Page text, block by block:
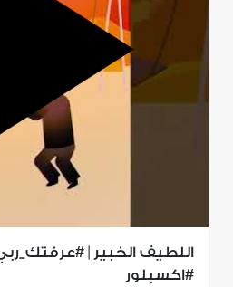
اللطيف الخبير |
#اكسبلور